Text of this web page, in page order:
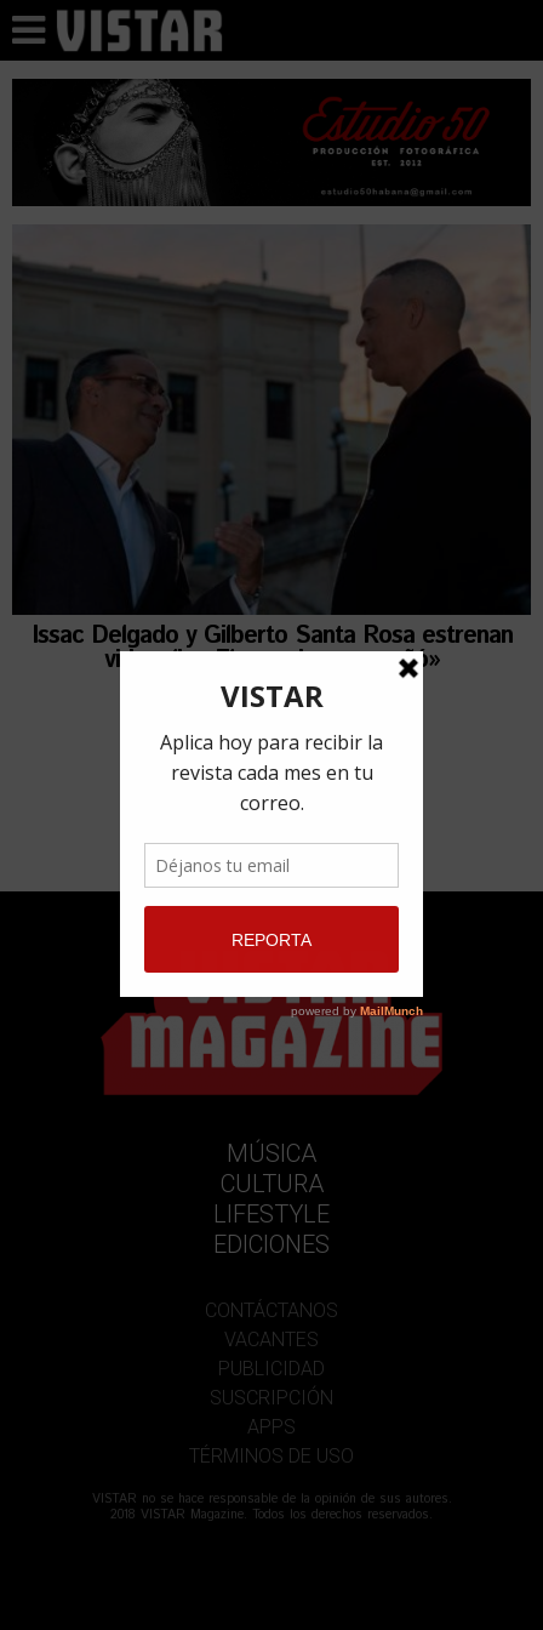
Issac Delgado y Gilberto Santa Rosa estrenan
videoclip «El que siempre soñó»
17 junio, 2019 porLied Lorain
MÚSICA
CULTURA
LIFESTYLE
EDICIONES
CONTÁCTANOS
VACANTES
PUBLICIDAD
SUSCRIPCIÓN
APPS
TÉRMINOS DE USO
VISTAR no se hace responsable de la opinión de sus autores.
2018 VISTAR Magazine. Todos los derechos reservados.